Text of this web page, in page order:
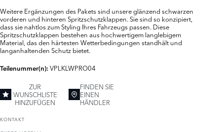
Weitere Ergänzungen des Pakets sind unsere glänzend schwarzen
vorderen und hinteren Spritzschutzklappen. Sie sind so konzipiert,
dass sie nahtlos zum Styling Ihres Fahrzeugs passen. Diese
Spritzschutzklappen bestehen aus hochwertigem langlebigem
Material, das den härtesten Wetterbedingungen standhält und
langanhaltenden Schutz bietet.
Teilenummer(n): VPLKLWPRO04
ZUR
WUNSCHLISTE
HINZUFÜGEN
FINDEN SIE
EINEN
HÄNDLER
KONTAKT